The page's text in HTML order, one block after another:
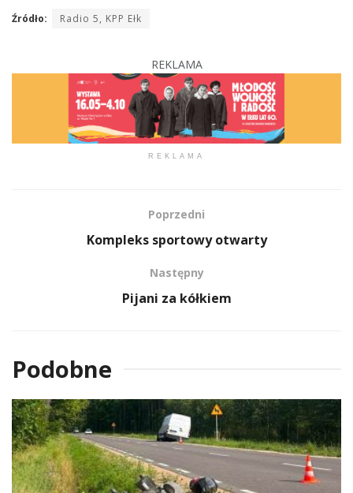
Źródło: Radio 5, KPP Ełk
REKLAMA
REKLAMA
Poprzedni
Kompleks sportowy otwarty
Następny
Pijani za kółkiem
Podobne